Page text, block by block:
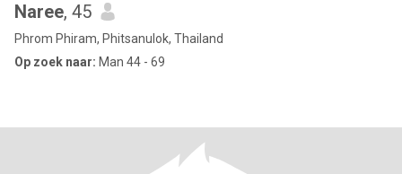
Naree, 45
Phrom Phiram, Phitsanulok, Thailand
Op zoek naar: Man 44 - 69